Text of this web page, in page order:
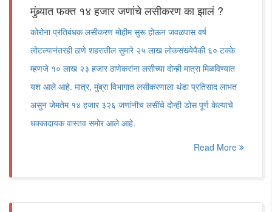
मुंब्र्यात फक्त १४ हजार जणांचे लसीकरण का झालं ?
कोरोना प्रतिबंधक लसीकरण मोहीम सुरू होऊन जवळपास वर्ष
लोटल्यानंतरही ठाणे शहरातील सुमारे २५ लाख लोकसंख्येपैकी ६० टक्के
म्हणजे १० लाख २३ हजार ठाणेकरांना लसीच्या दोन्ही मात्रा मिळविण्यात
यश आले आहे. मात्र, मुंब्रा विभागात लसीकरणाला थंडा प्रतिसाद लाभत
असुन जेमतेम १४ हजार ३२६ जणांनीच लसींचे दोन्ही डोस पूर्ण केल्याचे
धक्कादायक वास्तव समोर आले आहे.
Read More